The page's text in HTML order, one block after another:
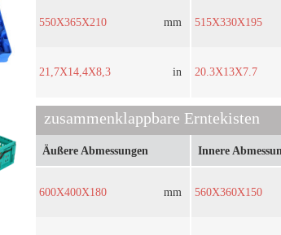
550X365X210 mm
21,7X14,4X8,3 in
515X330X195
20.3X13X7.7
zusammenklappbare Erntekisten
Äußere Abmessungen
600X400X180 mm
Innere
560X360X150